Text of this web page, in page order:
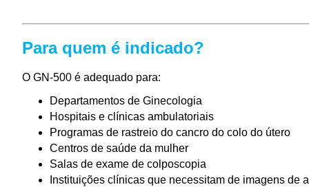
Para quem é indicado?
O GN-500 é adequado para:
Departamentos de Ginecologia
Hospitais e clínicas ambulatoriais
Programas de rastreio do cancro do colo do útero
Centros de saúde da mulher
Salas de exame de colposcopia
Instituições clínicas que necessitam de imagens de